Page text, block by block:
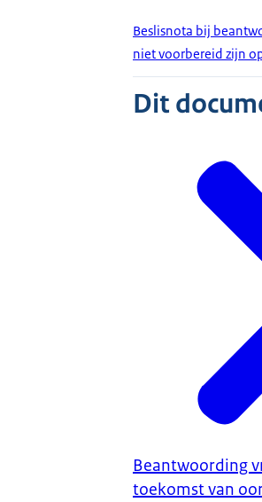
Beslisnota bij
niet voorbereid zijn
Dit
Beantwoording
toekomst van